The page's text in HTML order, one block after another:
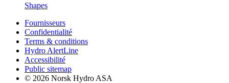
Shapes
Fournisseurs
Confidentialité
Terms & conditions
Hydro AlertLine
Accessibilité
Public sitemap
© 2026 Norsk Hydro ASA